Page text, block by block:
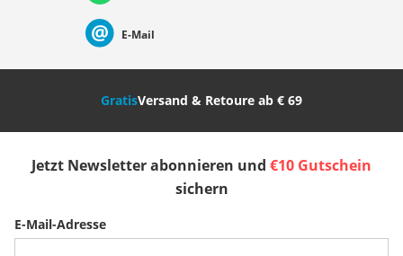
Nederland Italia (Italiano) Italien (Deutsch)
Slovenija
Belgique (Français) Danmark Norge
E-Mail
GratisVersand & Retoure ab € 69
Jetzt Newsletter abonnieren und €10 Gutschein
sichern
E-Mail-Adresse